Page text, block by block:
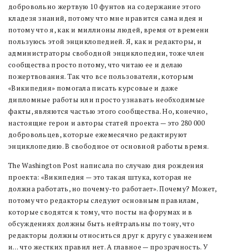
добровольно жертвую 10 фунтов на содержание этого
кладезя знаний, потому что мне нравится сама идея и
потому что я, как и миллионы людей, время от времени
пользуюсь этой энциклопедией. Я, как и редакторы, и
администраторы свободной энциклопедии, тоже член
сообщества просто потому, что читаю ее и делаю
пожертвования. Так что все пользователи, которым
«Википедия» помогала писать курсовые и даже
дипломные работы или просто узнавать необходимые
факты, являются частью этого сообщества. Но, конечно,
настоящие герои и авторы статей проекта — это 280 000
добровольцев, которые ежемесячно редактируют
энциклопедию. В свободное от основной работы время.
The Washington Post написала по случаю дня рождения
проекта: «Википедия — это такая штука, которая не
должна работать, но почему-то работает». Почему? Может,
потому что редакторы следуют основным правилам,
которые сводятся к тому, что посты на форумах и в
обсуждениях должны быть нейтральны по тону, что
редакторы должны относиться друг к другу с уважением
и… что жестких правил нет. А главное — прозрачность. У